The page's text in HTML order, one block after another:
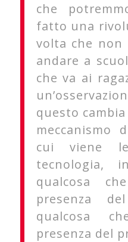
che
fatto una
volta che non
andare a
che va ai
questo
meccanismo
cui viene
tecnologia,
qualcosa
presenza
qualcosa
presenza del